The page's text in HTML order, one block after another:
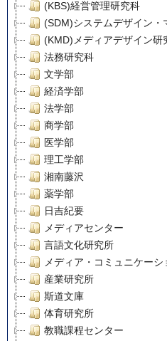
(KBS)経営管理研究科
(SDM)システムデザイン・
(KMD)メディアデザイン研
法務研究科
文学部
経済学部
法学部
商学部
医学部
理工学部
湘南藤沢
薬学部
日吉紀要
メディアセンター
言語文化研究所
メディア・コミュニケー
産業研究所
斯道文庫
体育研究所
教職課程センター